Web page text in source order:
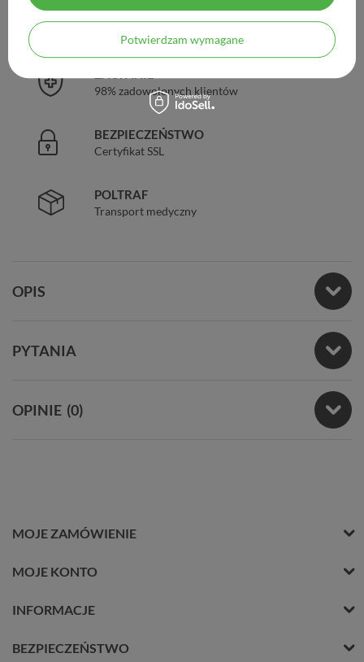
DOŚWIADCZENIE
98% zadowolonych klientów
BEZPIECZEŃSTWO
Certyfikat SSL
POLTRAF
Transport medyczny
OPIS
PYTANIA
OPINIE (0)
MOJE ZAMÓWIENIE
MOJE KONTO
INFORMACJE
BEZPIECZEŃSTWO
Potwierdzam wymagane